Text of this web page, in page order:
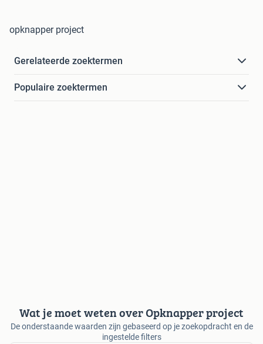
opknapper project
Gerelateerde zoektermen
Populaire zoektermen
Wat je moet weten over Opknapper project
De onderstaande waarden zijn gebaseerd op je zoekopdracht en de
ingestelde filters